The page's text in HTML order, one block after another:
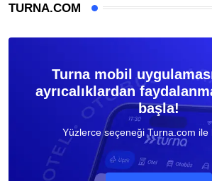
TURNA.COM
Turna mobil
ayrıcalıklardan
başla!
Yüzlerce seçeneği Turna.com ile